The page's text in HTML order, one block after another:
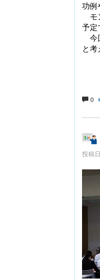
功例
モ
予定
今
と考
0
投稿